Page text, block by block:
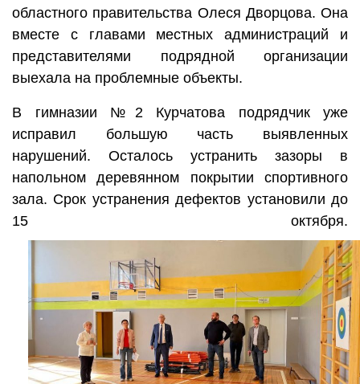
областного правительства Олеся Дворцова. Она
вместе с главами местных администраций и
представителями подрядной организации
выехала на проблемные объекты.
В гимназии №2 Курчатова подрядчик уже
исправил большую часть выявленных
нарушений. Осталось устранить зазоры в
напольном деревянном покрытии спортивного
зала. Срок устранения дефектов установили до
15 октября.